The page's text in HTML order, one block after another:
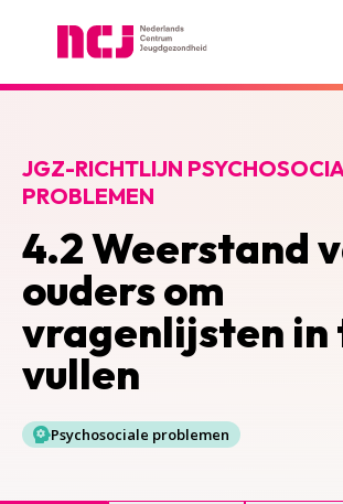
4.2 Weerstand
ouders om
vragenlijsten in
vullen
JGZ-RICHTLIJN
PROBLEMEN
Psychosociale problemen